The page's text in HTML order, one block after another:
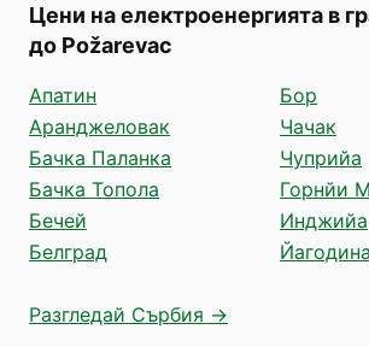
Цени на електроенергията в
до Požarevac
Апатин
Аранджеловак
Бачка Паланка
Бачка Топола
Бечей
Белград
Бор
Чачак
Чуприйа
Горнйи
Инджийа
Йагодина
Разгледай Сърбия →